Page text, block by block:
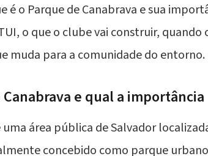
é o Parque de Canabrava e sua
o que o clube vai construir,
muda para a comunidade do entorno.
e qual a importância
uma área pública de Salvador
concebido como parque